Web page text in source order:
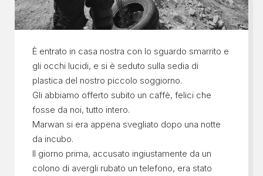
È entrato in casa nostra con lo sguardo smarrito e
gli occhi lucidi, e si è seduto sulla sedia di
plastica del nostro piccolo soggiorno.
Gli abbiamo offerto subito un caffè, felici che
fosse da noi, tutto intero.
Marwan si era appena svegliato dopo una notte
da incubo.
Il giorno prima, accusato ingiustamente da un
colono di avergli rubato un telefono, era stato